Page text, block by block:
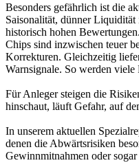
Besonders gefährlich ist die
Saisonalität, dünner
historisch hohen
Chips sind inzwischen teuer
Korrekturen. Gleichzeitig
Warnsignale. So werden viele
Für Anleger steigen die
hinschaut, läuft Gefahr, auf
In unserem aktuellen
denen die Abwärtsrisiken
Gewinnmitnahmen oder